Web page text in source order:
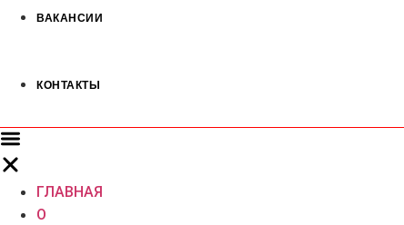
ВАКАНСИИ
КОНТАКТЫ
ГЛАВНАЯ
О